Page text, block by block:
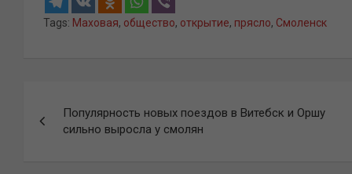
Tags: Маховая, общество, открытие, прясло, Смоленск
по
Популярность новых поездов в Витебск и Оршу
сильно выросла у смолян